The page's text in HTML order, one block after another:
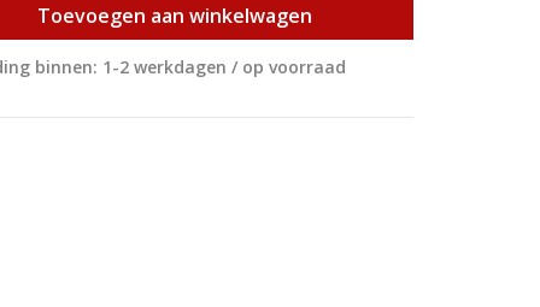
Toevoegen aan winkelwagen
binnen: 1-2 werkdagen / op voorraad